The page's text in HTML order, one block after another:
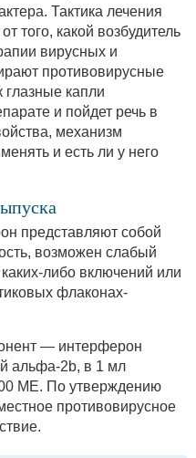
Тактика лечения
того, какой возбудитель
вирусных и
противовирусные
глазные капли
и пойдет речь в
механизм
и есть ли у него
представляют собой
возможен слабый
либо включений или
флаконах-
— интерферон
альфа-2b, в 1 мл
МЕ. По утверждению
противовирусное